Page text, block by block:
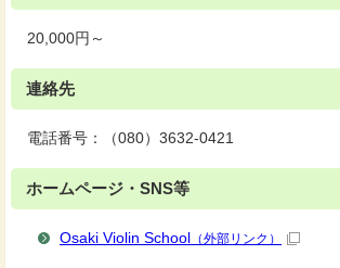
20,000円～
連絡先
電話番号：（080）3632‐0421
ホームページ・SNS等
Osaki Violin School （外部リンク）